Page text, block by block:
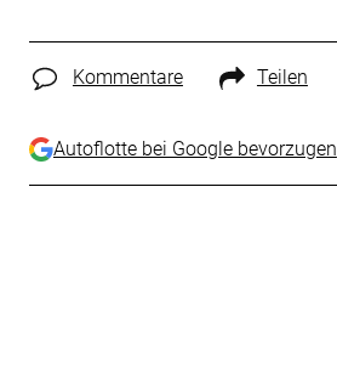
Kommentare Teilen
Autoflotte bei Google bevorzugen